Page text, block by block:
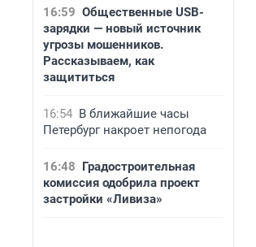
16:59 Общественные USB-
зарядки — новый источник
угрозы мошенников.
Рассказываем, как
защититься
16:54 В ближайшие часы
Петербург накроет непогода
16:48 Градостроительная
комиссия одобрила проект
застройки «Ливиза»